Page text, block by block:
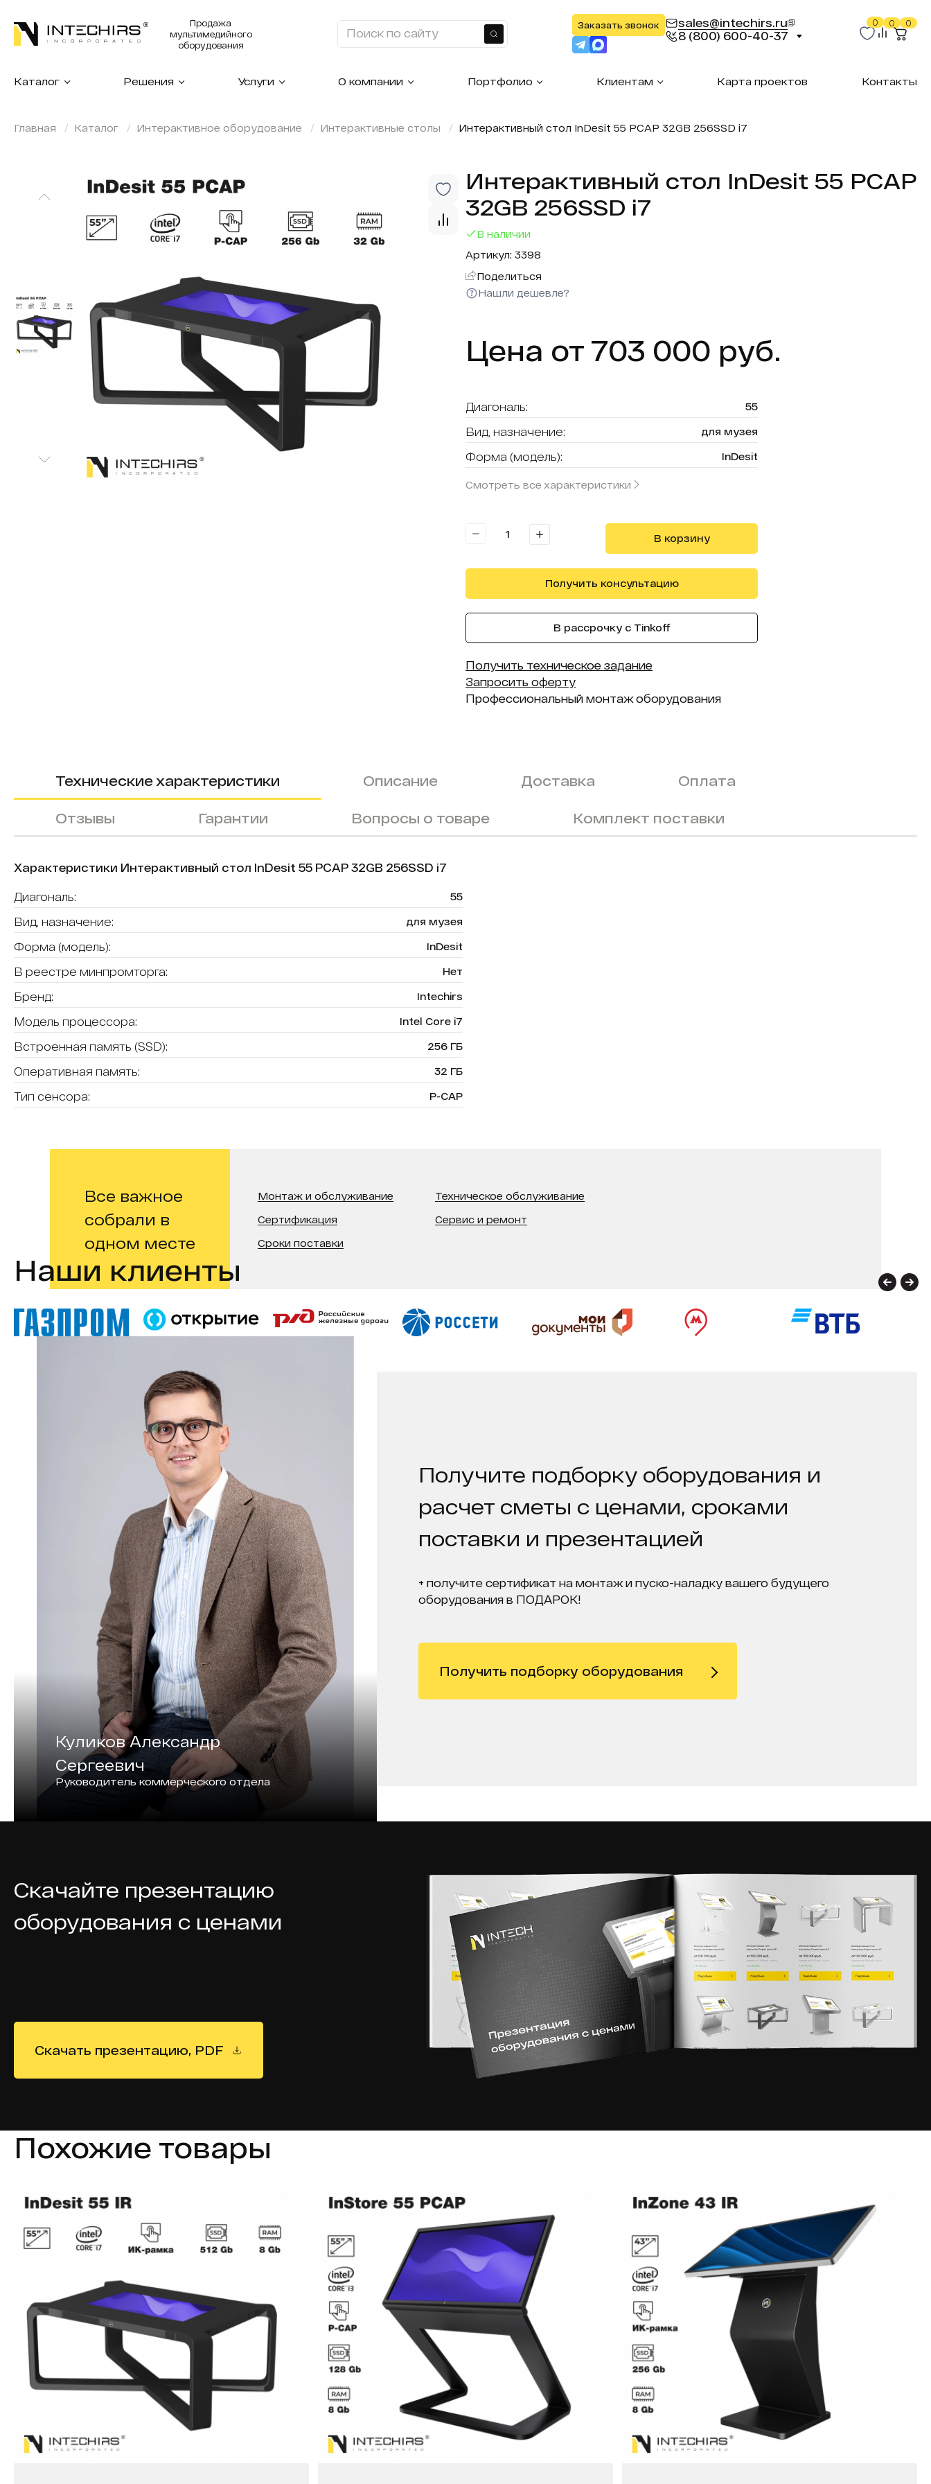
Продажа
мультимедийного
оборудования
Найти
Заказать звонок
sales@intechirs.ru
8 (800) 600-40-37
0 0 0
Каталог Решения Услуги О компании Портфолио Клиентам Карта проектов Контакты
Главная Каталог Интерактивное оборудование Интерактивные столы Интерактивный стол InDesit 55 PCAP 32GB 256SSD i7
Интерактивный стол InDesit 55 PCAP
32GB 256SSD i7
В наличии
Артикул: 3398
Поделиться
Нашли дешевле?
Цена от 703 000 руб.
Диагональ: 55
Вид, назначение: для музея
Форма (модель): InDesit
Смотреть все характеристики
В корзину
Получить консультацию
В рассрочку с Tinkoff
Получить техническое задание
Запросить оферту
Профессиональный монтаж оборудования
Технические характеристики Описание Доставка Оплата
Отзывы Гарантии Вопросы о товаре Комплект поставки
Характеристики Интерактивный стол InDesit 55 PCAP 32GB 256SSD i7
Диагональ: 55
Вид, назначение: для музея
Форма (модель): InDesit
В реестре минпромторга: Нет
Бренд: Intechirs
Модель процессора: Intel Core i7
Встроенная память (SSD): 256 ГБ
Оперативная память: 32 ГБ
Тип сенсора: P-CAP
Все важное
собрали в
одном месте
Монтаж и обслуживание
Сертификация
Сроки поставки
Техническое обслуживание
Сервис и ремонт
Наши клиенты
Куликов Александр
Сергеевич
Руководитель коммерческого отдела
Получите подборку оборудования и
расчет сметы с ценами, сроками
поставки и презентацией
+ получите сертификат на монтаж и пуско-наладку вашего будущего
оборудования в ПОДАРОК!
Получить подборку оборудования
Скачайте презентацию
оборудования с ценами
Скачать презентацию, PDF
Похожие товары